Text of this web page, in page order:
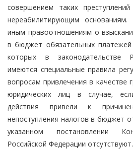
совершением таких
нереабилитирующим
иным правоотношениям о
в бюджет обязательных
которых в законодательстве
имеются специальные правила
вопросам привлечения в качестве
юридических лиц в случае,
действия привели к
непоступления налогов в бюджет
указанном постановлении
Российской Федерации отсутствуют.